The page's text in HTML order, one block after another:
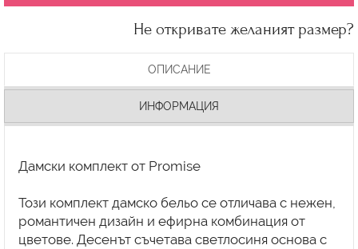
Не откривате желаният размер?
ОПИСАНИЕ
ИНФОРМАЦИЯ
Дамски комплект от Promise
Този комплект дамско бельо се отличава с нежен,
романтичен дизайн и ефирна комбинация от
цветове. Десенът съчетава светлосиня основа с